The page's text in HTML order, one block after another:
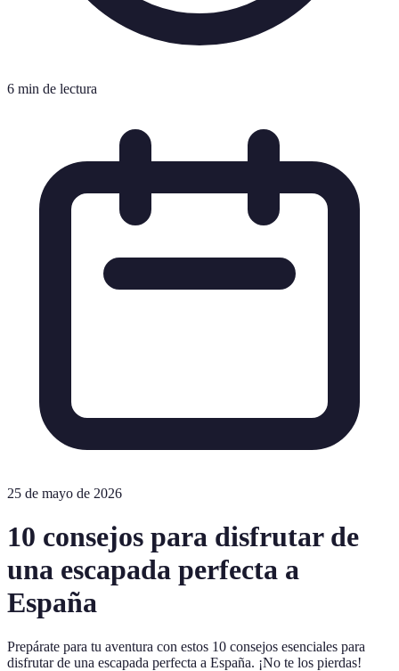
6 min de lectura
25 de mayo de 2026
10 consejos para disfrutar de
una escapada perfecta a
España
Prepárate para tu aventura con estos 10 consejos esenciales para
disfrutar de una escapada perfecta a España. ¡No te los pierdas!